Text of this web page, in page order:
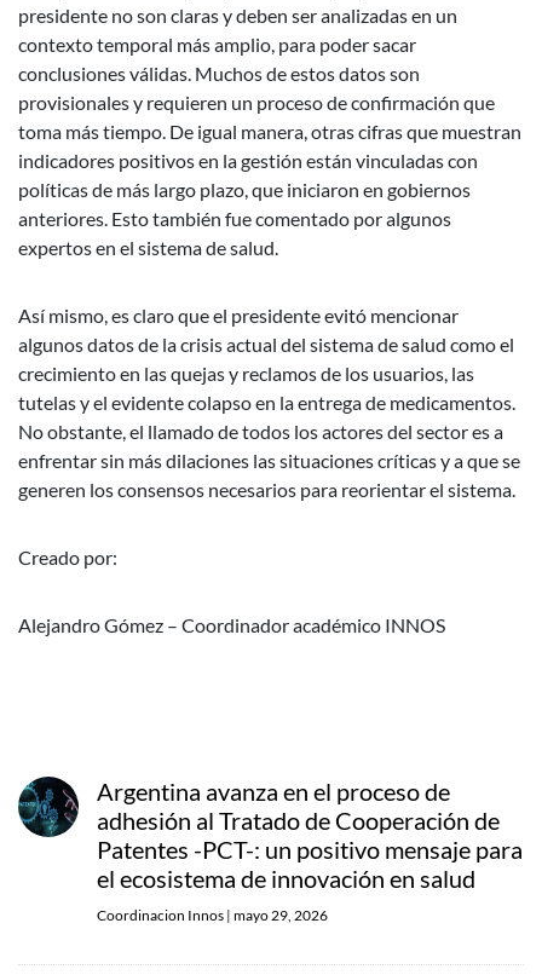
presidente no son claras y deben ser analizadas en un
contexto temporal más amplio, para poder sacar
conclusiones válidas. Muchos de estos datos son
provisionales y requieren un proceso de confirmación que
toma más tiempo. De igual manera, otras cifras que muestran
indicadores positivos en la gestión están vinculadas con
políticas de más largo plazo, que iniciaron en gobiernos
anteriores. Esto también fue comentado por algunos
expertos en el sistema de salud.
Así mismo, es claro que el presidente evitó mencionar
algunos datos de la crisis actual del sistema de salud como el
crecimiento en las quejas y reclamos de los usuarios, las
tutelas y el evidente colapso en la entrega de medicamentos.
No obstante, el llamado de todos los actores del sector es a
enfrentar sin más dilaciones las situaciones críticas y a que se
generen los consensos necesarios para reorientar el sistema.
Creado por:
Alejandro Gómez – Coordinador académico INNOS
Argentina avanza en el proceso de
adhesión al Tratado de Cooperación de
Patentes -PCT-: un positivo mensaje para
el ecosistema de innovación en salud
Coordinacion Innos | mayo 29, 2026